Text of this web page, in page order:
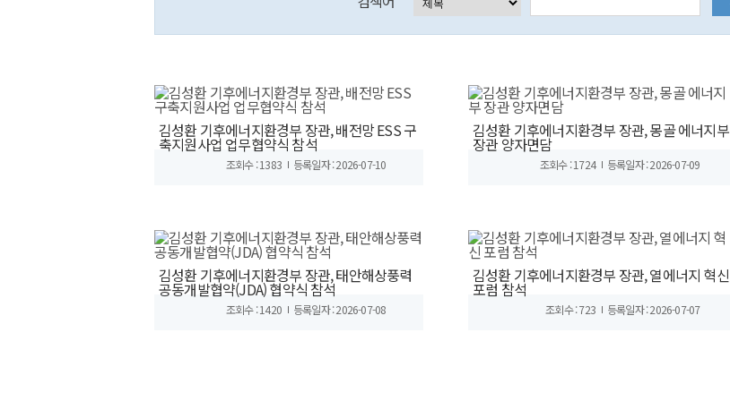
김성환 기후에너지환경부 장관, 배전망 ESS 구
축지원사업 업무협약식 참석
조회수 : 1383 등록일자 : 2026-07-10
김성환 기후에너지환경부 장관, 몽골 에너지부
장관 양자면담
조회수 : 1724 등록일자 : 2026-07-09
김성환 기후에너지환경부 장관, 태안해상풍력
공동개발협약(JDA) 협약식 참석
조회수 : 1420 등록일자 : 2026-07-08
김성환 기후에너지환경부 장관, 열에너지 혁신
포럼 참석
조회수 : 723 등록일자 : 2026-07-07